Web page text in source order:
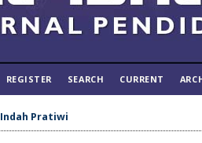
REGISTER SEARCH CURRENT
Indah Pratiwi